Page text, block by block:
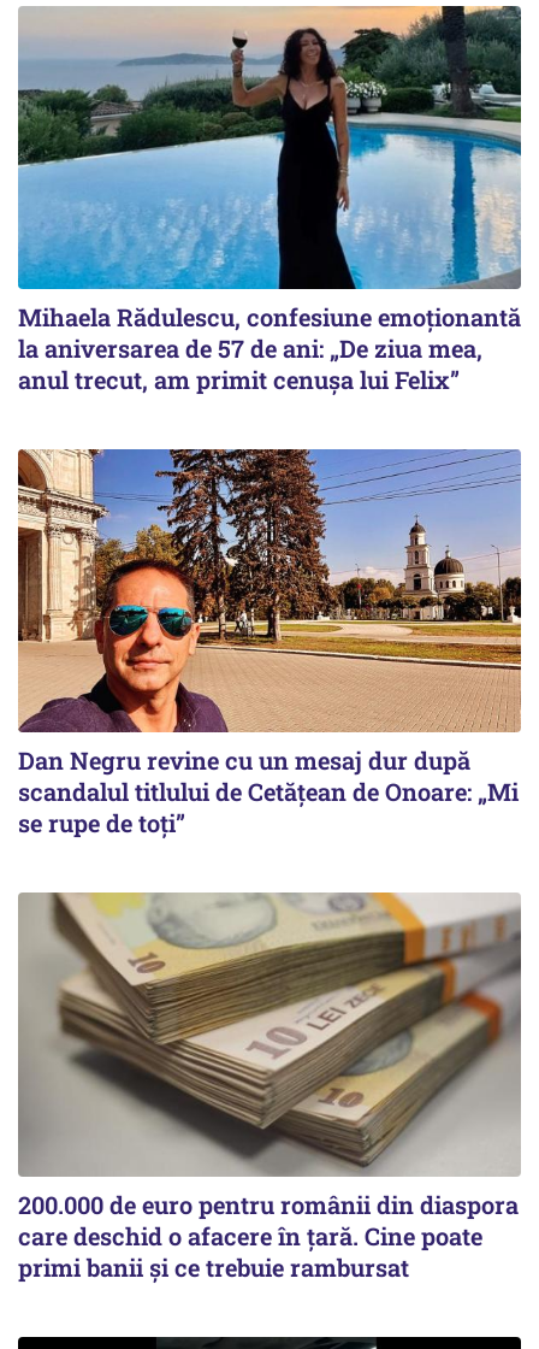
Mihaela Rădulescu, confesiune emoționantă
la aniversarea de 57 de ani: „De ziua mea,
anul trecut, am primit cenușa lui Felix”
Dan Negru revine cu un mesaj dur după
scandalul titlului de Cetățean de Onoare: „Mi
se rupe de toți”
200.000 de euro pentru românii din diaspora
care deschid o afacere în țară. Cine poate
primi banii și ce trebuie rambursat